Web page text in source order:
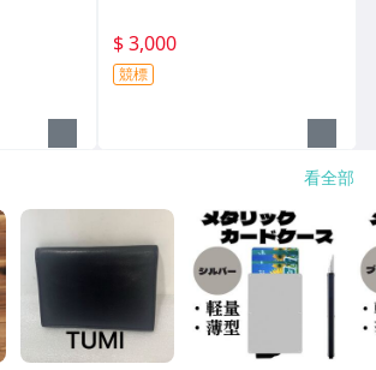
$ 3,000
競標
看全部